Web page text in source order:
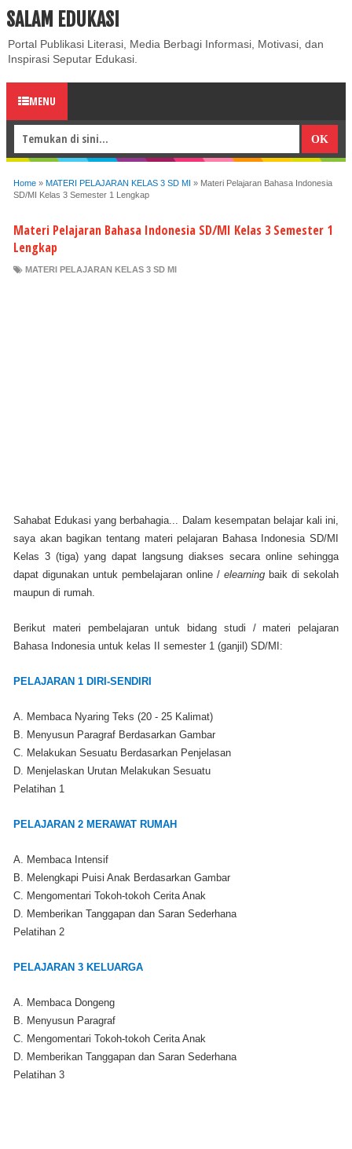
ABOUT CONTACT US
SALAM EDUKASI
Portal Publikasi Literasi, Media Berbagi Informasi, Motivasi, dan
Inspirasi Seputar Edukasi.
MENU
Home » MATERI PELAJARAN KELAS 3 SD MI » Materi Pelajaran Bahasa Indonesia
SD/MI Kelas 3 Semester 1 Lengkap
Materi Pelajaran Bahasa Indonesia SD/MI Kelas 3 Semester 1
Lengkap
MATERI PELAJARAN KELAS 3 SD MI
Sahabat Edukasi yang berbahagia... Dalam kesempatan belajar kali ini,
saya akan bagikan tentang materi pelajaran Bahasa Indonesia SD/MI
Kelas 3 (tiga) yang dapat langsung diakses secara online sehingga
dapat digunakan untuk pembelajaran online / elearning baik di sekolah
maupun di rumah.
Berikut materi pembelajaran untuk bidang studi / materi pelajaran
Bahasa Indonesia untuk kelas II semester 1 (ganjil) SD/MI:
PELAJARAN 1 DIRI-SENDIRI
A. Membaca Nyaring Teks (20 - 25 Kalimat)
B. Menyusun Paragraf Berdasarkan Gambar
C. Melakukan Sesuatu Berdasarkan Penjelasan
D. Menjelaskan Urutan Melakukan Sesuatu
Pelatihan 1
PELAJARAN 2 MERAWAT RUMAH
A. Membaca Intensif
B. Melengkapi Puisi Anak Berdasarkan Gambar
C. Mengomentari Tokoh-tokoh Cerita Anak
D. Memberikan Tanggapan dan Saran Sederhana
Pelatihan 2
PELAJARAN 3 KELUARGA
A. Membaca Dongeng
B. Menyusun Paragraf
C. Mengomentari Tokoh-tokoh Cerita Anak
D. Memberikan Tanggapan dan Saran Sederhana
Pelatihan 3